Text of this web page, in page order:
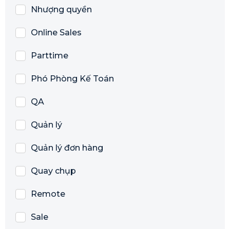
Nhượng quyền
Online Sales
Parttime
Phó Phòng Kế Toán
QA
Quản lý
Quản lý đơn hàng
Quay chụp
Remote
Sale